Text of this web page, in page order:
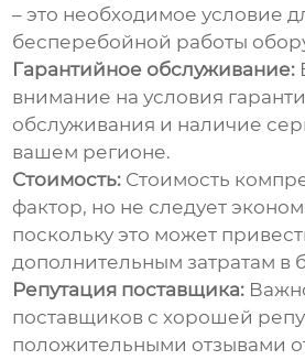
– это необходимое условие
бесперебойной работы
Гарантийное обслуживание:
внимание на условия
обслуживания и наличие
вашем регионе.
Стоимость: Стоимость
фактор, но не следует
поскольку это может
дополнительным затратам в
Репутация поставщика:
поставщиков с хорошей
положительными отзывами